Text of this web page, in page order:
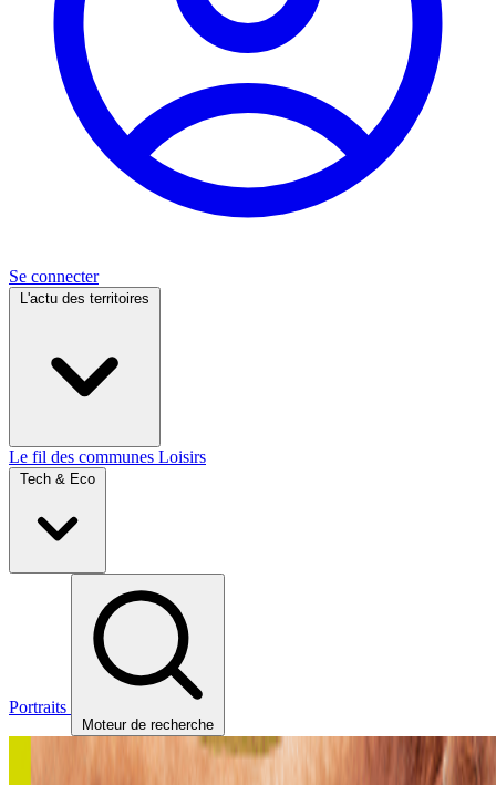
Se connecter
L'actu des territoires
Le fil des communes Loisirs
Tech & Eco
Portraits
Moteur de recherche